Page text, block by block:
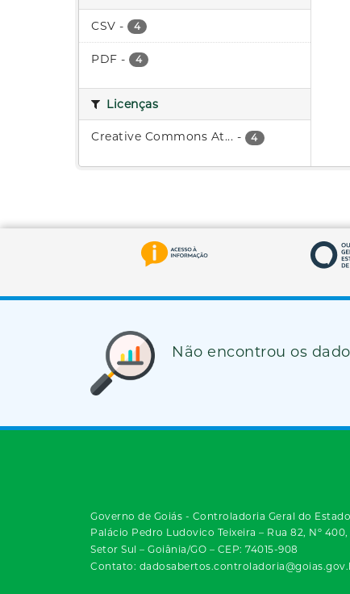
CSV - 4
PDF - 4
Licenças
Creative Commons At... - 4
Não encontrou os
Governo de Goiás - Controladoria Geral do Estado
Palácio Pedro Ludovico Teixeira – Rua 82, Nº 400,
Setor Sul – Goiânia/GO – CEP: 74015-908
Contato: